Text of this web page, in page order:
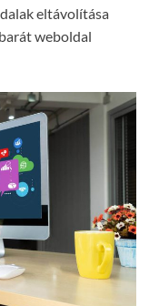
eltávolítása
weboldal